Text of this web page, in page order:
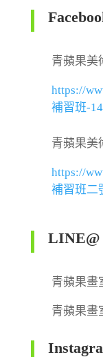
青蘋果美
https://
補習班-
青蘋果美
https://
補習班二
LINE@
青蘋果畫
青蘋果畫